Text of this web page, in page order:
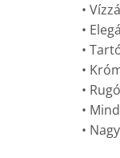
•
•
•
•
•
•
•